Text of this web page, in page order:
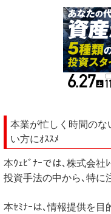
本業が忙しく時間のな
い方にｵｽｽﾒ
本ｳｪﾋﾞﾅｰでは､株式会社
投資手法の中から､特に
本ｾﾐﾅｰは､情報提供を目